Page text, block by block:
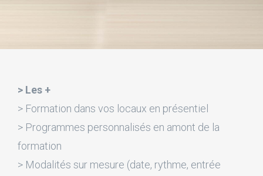
> Les +
> Formation dans vos locaux en présentiel
> Programmes personnalisés en amont de la
formation
> Modalités sur mesure (date, rythme, entrée